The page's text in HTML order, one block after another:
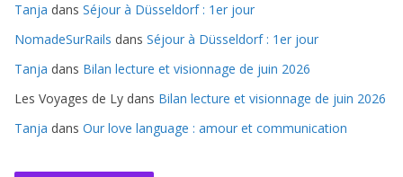
v
e
s
Tanja dans Séjour à Düsseldorf : 1er jour
NomadeSurRails dans Séjour à Düsseldorf : 1er jour
Tanja dans Bilan lecture et visionnage de juin 2026
Les Voyages de Ly dans Bilan lecture et visionnage de juin 2026
Tanja dans Our love language : amour et communication